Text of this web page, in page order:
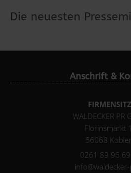
Die neuesten
Anschrift &
WALDECKER PR
Florinsmarkt
56068
0261 89 96